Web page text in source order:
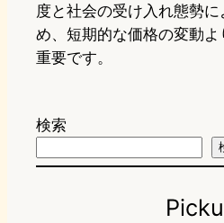
度と社会の受け入れ態勢
め、短期的な価格の変動
重要です。
検索